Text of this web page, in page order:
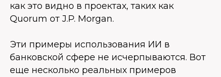
как это видно в проектах, таких как
Quorum от J.P. Morgan.
Эти примеры использования ИИ в
банковской сфере не исчерпываются. Вот
еще несколько реальных примеров